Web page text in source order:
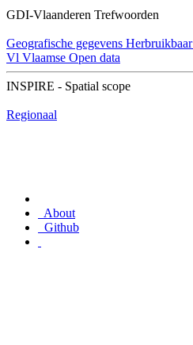
GDI-Vlaanderen Trefwoorden
Geografische gegevens Herbruikbaar
Vl Vlaamse Open data
INSPIRE - Spatial scope
Regionaal
About
Github